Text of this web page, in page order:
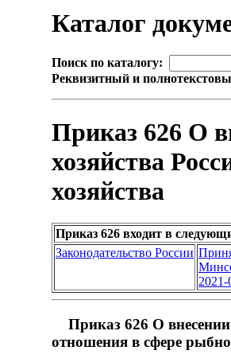
Каталог
Поиск по каталогу:
Реквизитный и
Приказ 626 О
хозяйства
хозяйства
Приказ 626 входит в
Законодательство России
2021-
Приказ 626 О
отношения в сфере